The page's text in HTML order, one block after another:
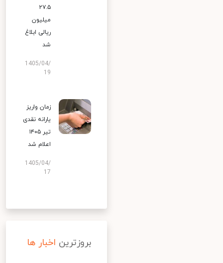
۲۷.۵
میلیون
ریالی ابلاغ
شد
1405/04/
19
زمان واریز
یارانه نقدی
تیر ۱۴۰۵
اعلام شد
1405/04/
17
بروزترین اخبار ها